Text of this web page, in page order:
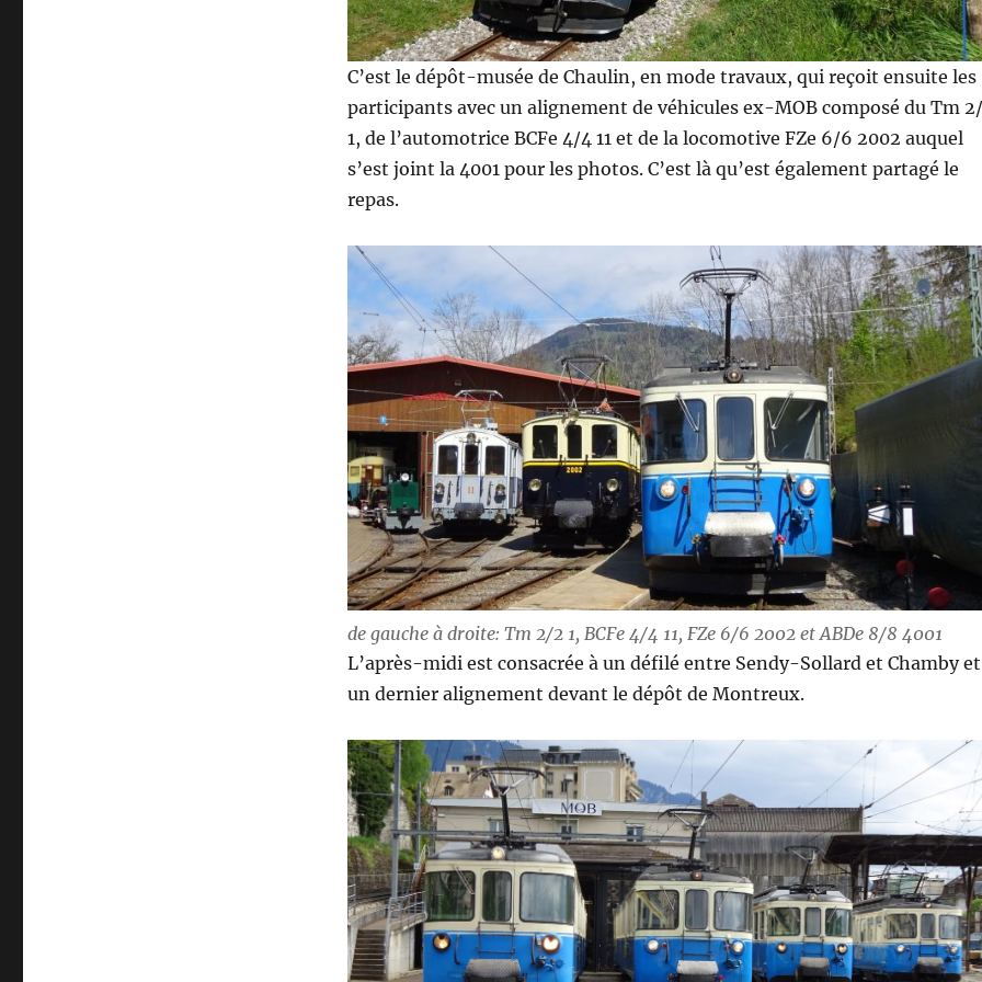
C’est le dépôt-musée de Chaulin, en mode travaux, qui reçoit ensuite les
participants avec un alignement de véhicules ex-MOB composé du Tm
1, de l’automotrice BCFe 4/4 11 et de la locomotive FZe 6/6 2002 auquel
s’est joint la 4001 pour les photos. C’est là qu’est également partagé le
repas.
de gauche à droite: Tm 2/2 1, BCFe 4/4 11, FZe 6/6 2002 et ABDe 8/8 4001
L’après-midi est consacrée à un défilé entre Sendy-Sollard et Chamby
un dernier alignement devant le dépôt de Montreux.